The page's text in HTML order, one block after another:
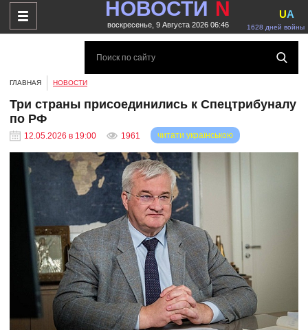
НОВОСТИ N
воскресенье, 9 Августа 2026 06:46 1628 дней войны
UA
ГЛАВНАЯ НОВОСТИ
Три страны присоединились к Спецтрибуналу
по РФ
12.05.2026 в 19:00 1961 читати українською